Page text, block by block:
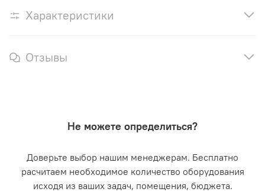
Характеристики
Отзывы
Не можете определиться?
Доверьте выбор нашим менеджерам. Бесплатно
расчитаем необходимое количество оборудования
исходя из ваших задач, помещения, бюджета.